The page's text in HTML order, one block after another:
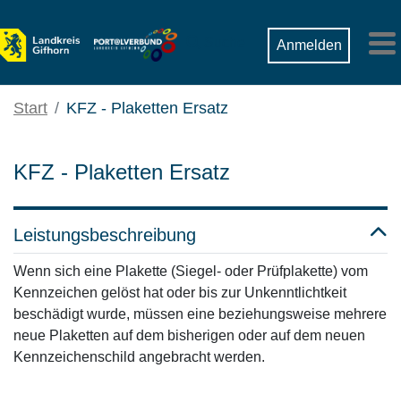
Anmelden
Start KFZ - Plaketten Ersatz
KFZ - Plaketten Ersatz
Leistungsbeschreibung
Wenn sich eine Plakette (Siegel- oder Prüfplakette) vom
Kennzeichen gelöst hat oder bis zur Unkenntlichtkeit
beschädigt wurde, müssen eine beziehungsweise mehrere
neue Plaketten auf dem bisherigen oder auf dem neuen
Kennzeichenschild angebracht werden.